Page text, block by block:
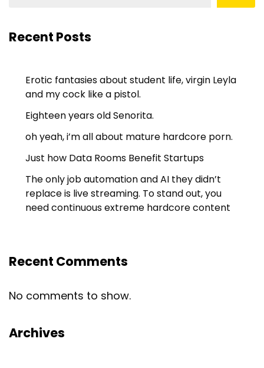
Recent Posts
Erotic fantasies about student life, virgin Leyla
and my cock like a pistol.
Eighteen years old Senorita.
oh yeah, i’m all about mature hardcore porn.
Just how Data Rooms Benefit Startups
The only job automation and AI they didn’t
replace is live streaming. To stand out, you
need continuous extreme hardcore content
Recent Comments
No comments to show.
Archives